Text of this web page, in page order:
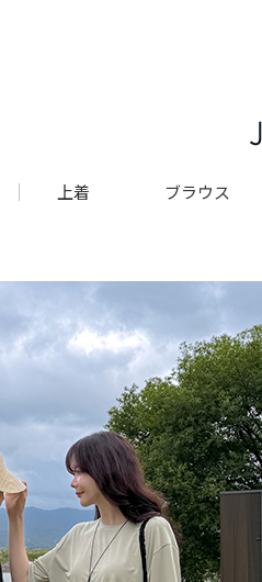
上着 ブラウス